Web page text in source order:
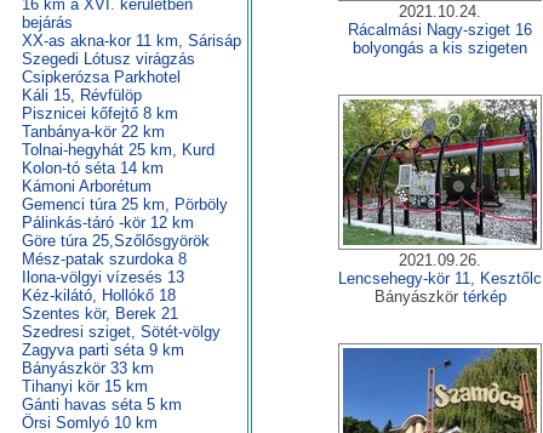
16 km a XVI. kerületben
bejárás
XX-as akna-kor 11 km, Sárisáp
Szegedi Lótusz virágzás
Csipkerózsa Parkhotel
Káli 15, Révfülöp
Pisznicei kőfejtő 8 km
Tanbánya-kör 22 km
Tolnai-hegyhát 25 km, Kurd
Kolon-tó séta 14 km
Kámoni Arborétum
Gemenci túra 25 km, Pörböly
Pálinkás-táró -kör 12 km
Göre túra 25,Szőlősgyörök
Mész-patak szurdoka 8
Ilona-völgyi vízesés 13
Kéz-kilátó, Hollókő 18
Szentes kör, Berek 21
Szedresi sziget, Sötét-völgy
Zagyva parti séta 9 km
Bányászkör 33 km
Tihanyi kör 15 km
Gánti havas séta 5 km
Örsi Somlyó 10 km
2021.10.24.
Rácalmási Nagy-sziget 16
bolyongás a kis szigeten
2021.09.26.
Lencsehegy-kör 11, Kesztőlc
Bányászkör térkép